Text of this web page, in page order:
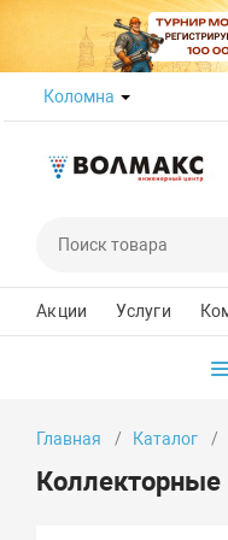
Коломна
Акции Услуги
Главная Каталог
Коллекторные